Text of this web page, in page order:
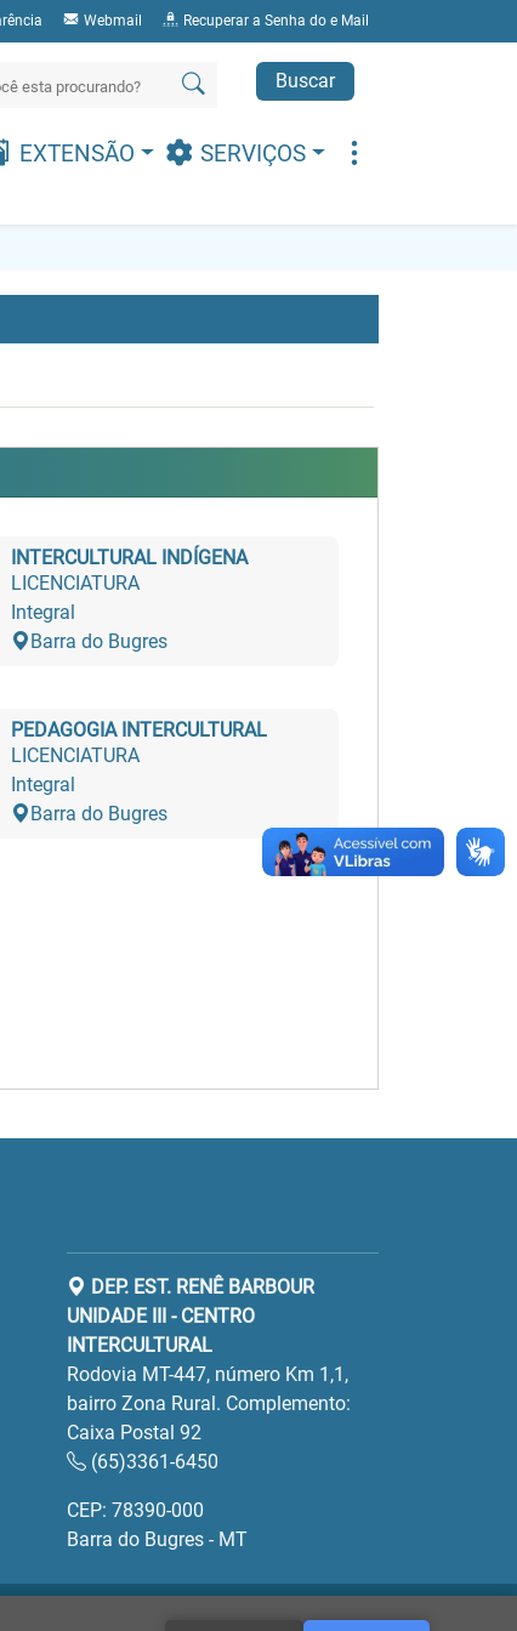
Webmail Recuperar a Senha do e Mail
Buscar
EXTENSÃO SERVIÇOS
INTERCULTURAL INDÍGENA
LICENCIATURA
Integral
Barra do Bugres
PEDAGOGIA INTERCULTURAL
LICENCIATURA
Integral
Barra do Bugres
DEP. EST. RENÊ BARBOUR
UNIDADE III - CENTRO
INTERCULTURAL
Rodovia MT-447, número Km 1,1,
bairro Zona Rural. Complemento:
Caixa Postal 92
(65)3361-6450
CEP: 78390-000
Barra do Bugres - MT